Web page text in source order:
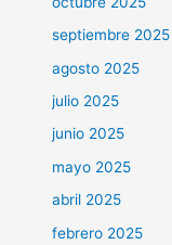
septiembre 2025
agosto 2025
julio 2025
junio 2025
mayo 2025
abril 2025
febrero 2025